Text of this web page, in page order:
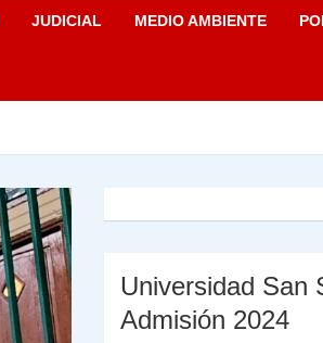
JUDICIAL MEDIO AMBIENTE
Universidad San
Admisión 2024